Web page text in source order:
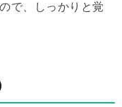
で、しっかりと覚